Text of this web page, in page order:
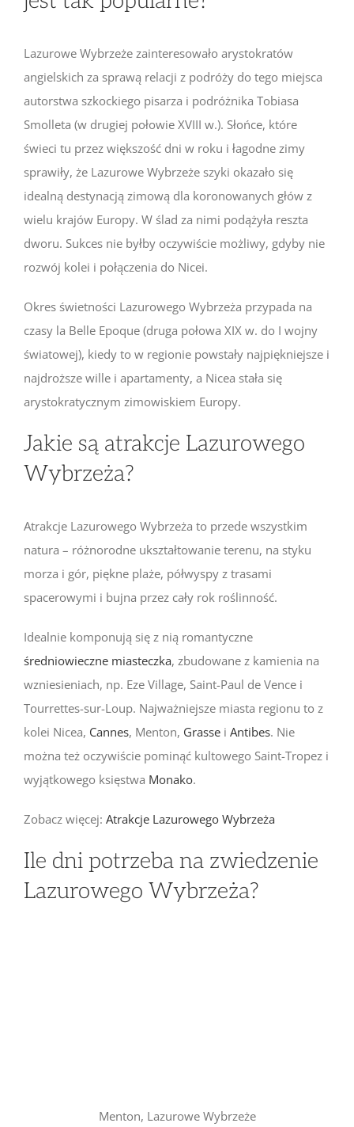
Lazurowe Wybrzeże zainteresowało arystokratów
angielskich za sprawą relacji z podróży do tego miejsca
autorstwa szkockiego pisarza i podróżnika Tobiasa
Smolleta (w drugiej połowie XVIII w.). Słońce, które
świeci tu przez większość dni w roku i łagodne zimy
sprawiły, że Lazurowe Wybrzeże szyki okazało się
idealną destynacją zimową dla koronowanych głów z
wielu krajów Europy. W ślad za nimi podążyła reszta
dworu. Sukces nie byłby oczywiście możliwy, gdyby nie
rozwój kolei i połączenia do Nicei.
Okres świetności Lazurowego Wybrzeża przypada na
czasy la Belle Epoque (druga połowa XIX w. do I wojny
światowej), kiedy to w regionie powstały najpiękniejsze i
najdroższe wille i apartamenty, a Nicea stała się
arystokratycznym zimowiskiem Europy.
Jakie są atrakcje Lazurowego
Wybrzeża?
Atrakcje Lazurowego Wybrzeża to przede wszystkim
natura – różnorodne ukształtowanie terenu, na styku
morza i gór, piękne plaże, półwyspy z trasami
spacerowymi i bujna przez cały rok roślinność.
Idealnie komponują się z nią romantyczne
średniowieczne miasteczka, zbudowane z kamienia na
wzniesieniach, np. Eze Village, Saint-Paul de Vence i
Tourrettes-sur-Loup. Najważniejsze miasta regionu to z
kolei Nicea, Cannes, Menton, Grasse i Antibes. Nie
można też oczywiście pominąć kultowego Saint-Tropez i
wyjątkowego księstwa Monako.
Zobacz więcej: Atrakcje Lazurowego Wybrzeża
Ile dni potrzeba na zwiedzenie
Lazurowego Wybrzeża?
Menton, Lazurowe Wybrzeże